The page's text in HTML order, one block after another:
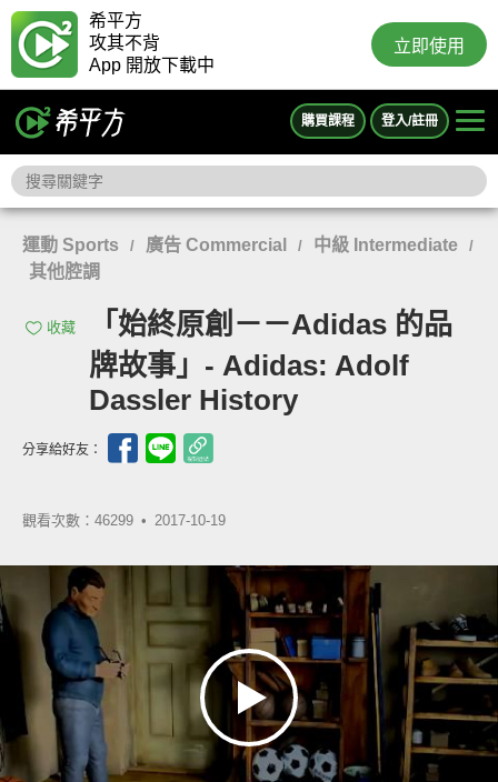
希平方
攻其不背
App 開放下載中
立即使用
購買課程 登入/註冊
運動 Sports / 廣告 Commercial / 中級 Intermediate /
其他腔調
收藏
「始終原創－－Adidas 的品
牌故事」- Adidas: Adolf
Dassler History
分享給好友：
觀看次數：46299 • 2017-10-19